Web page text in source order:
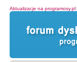
Aktualizacje na programosy.pl: